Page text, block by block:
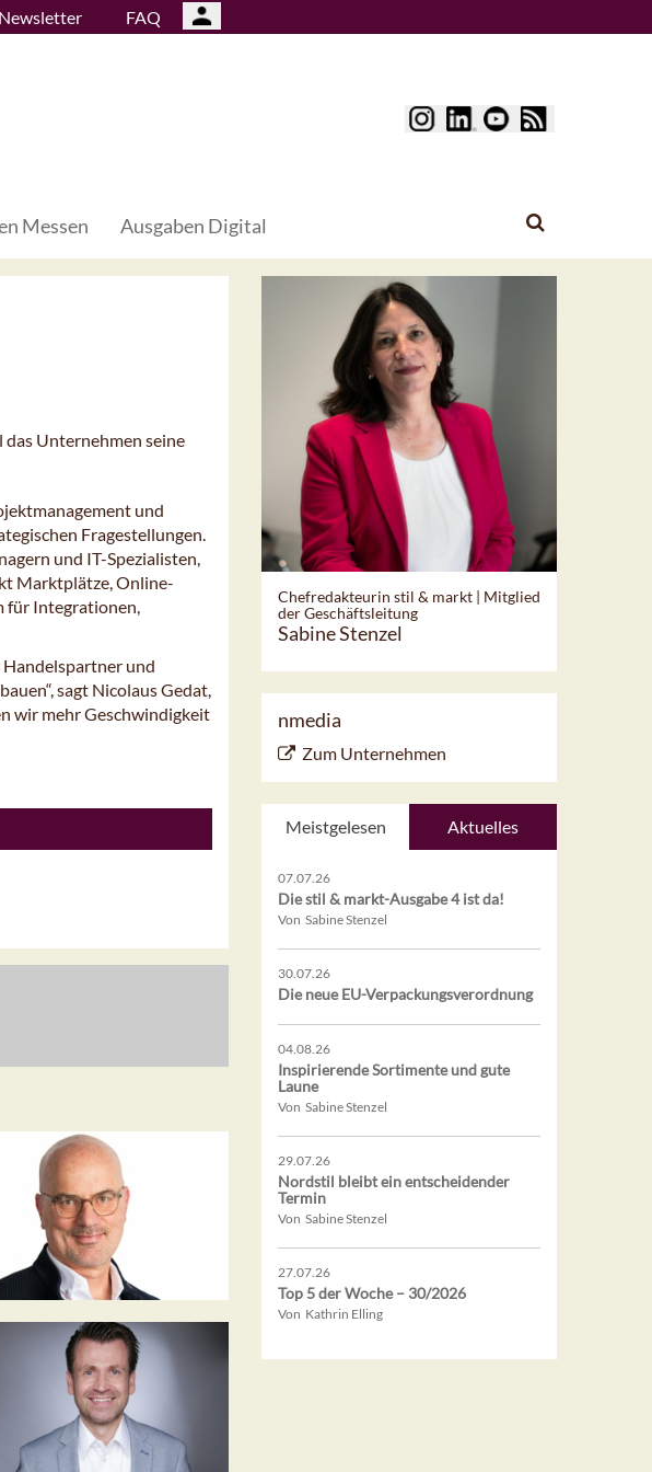
Newsletter FAQ
Messen Ausgaben Digital
Unternehmen seine
und
Fragestellungen.
und IT-Spezialisten,
Marktplätze, Online-
für Integrationen,
und
sagt Nicolaus Gedat,
wir mehr Geschwindigkeit
Chefredakteurin stil & markt | Mitglied
der Geschäftsleitung
Sabine Stenzel
nmedia
Zum Unternehmen
Meistgelesen Aktuelles
07.07.26
Die stil & markt-Ausgabe 4 ist da!
Von Sabine Stenzel
30.07.26
Die neue EU-Verpackungsverordnung
04.08.26
Inspirierende Sortimente und gute
Laune
Von Sabine Stenzel
29.07.26
Nordstil bleibt ein entscheidender
Termin
Von Sabine Stenzel
27.07.26
Top 5 der Woche – 30/2026
Von Kathrin Elling